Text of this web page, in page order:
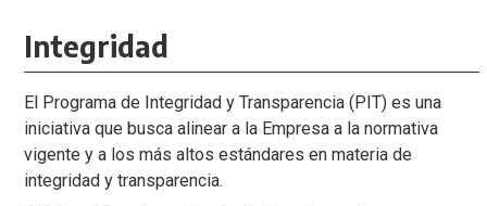
Integridad
El Programa de Integridad y Transparencia (PIT) es una
iniciativa que busca alinear a la Empresa a la normativa
vigente y a los más altos estándares en materia de
integridad y transparencia.